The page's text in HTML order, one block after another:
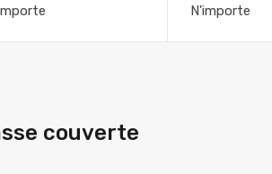
couverte